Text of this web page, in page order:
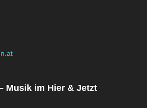
Musik im Hier & Jetzt